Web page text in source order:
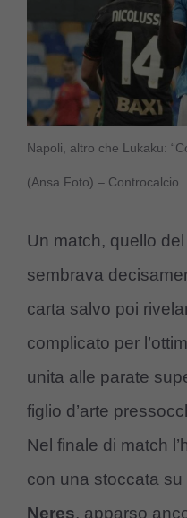
Napoli, altro che Lukaku:
(Ansa Foto) – Controcalcio
Un match, quello
sembrava
carta salvo poi
complicato per
unita alle parate
figlio d’arte
Nel finale di match
con una stoccata
Neres, apparso